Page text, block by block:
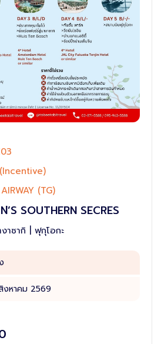
(TG)
’S SOUTHERN SECRES
าซากิ | ฟุกุโอกะ
หาคม 2569